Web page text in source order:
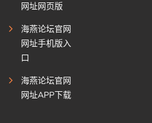
网址网页版
海燕论坛官网
网址手机版入
口
海燕论坛官网
网址APP下载